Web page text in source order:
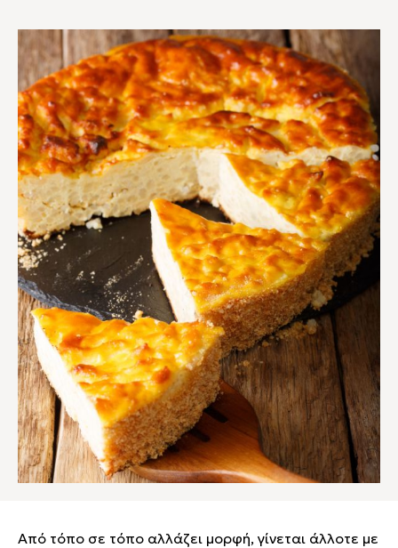
Από τόπο σε τόπο αλλάζει μορφή, γίνεται άλλοτε με